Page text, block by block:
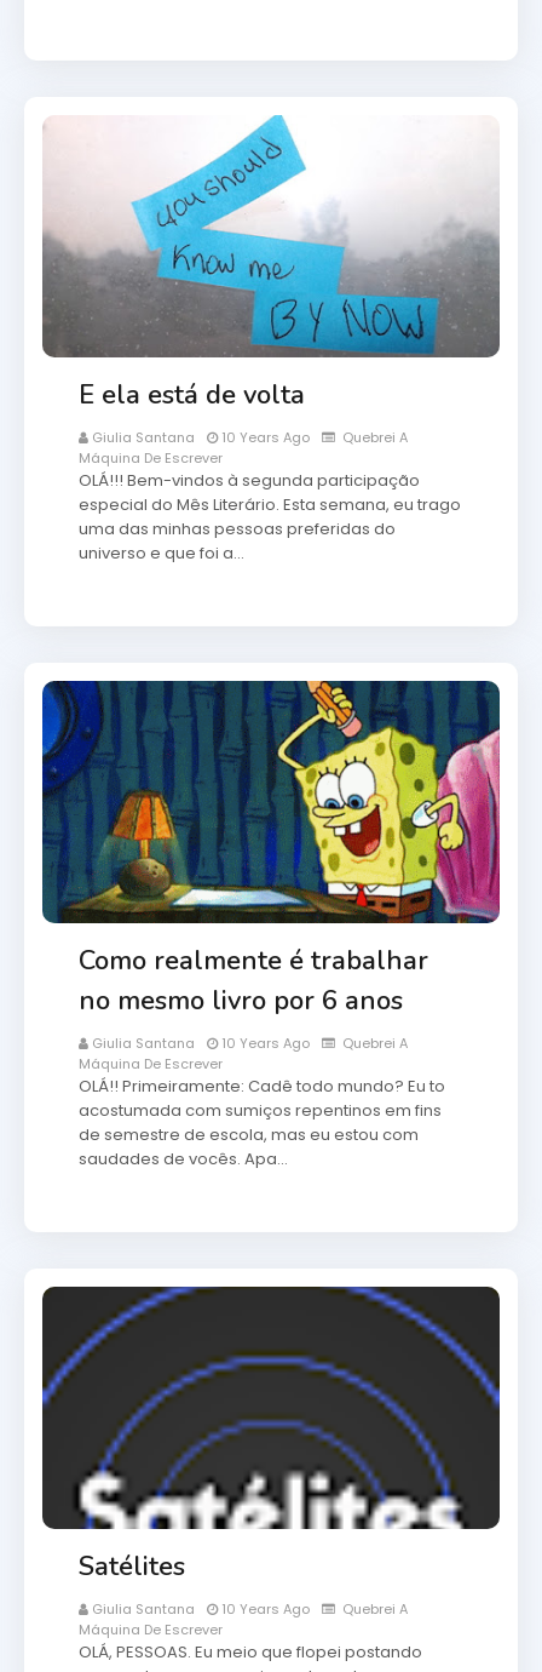
E ela está de volta
Giulia Santana 10 Years Ago
Quebrei A
Máquina De Escrever
OLÁ!!! Bem-vindos à segunda participação
especial do Mês Literário. Esta semana, eu trago
uma das minhas pessoas preferidas do
universo e que foi a…
Como realmente é trabalhar
no mesmo livro por 6 anos
Giulia Santana 10 Years Ago
Quebrei A
Máquina De Escrever
OLÁ!! Primeiramente: Cadê todo mundo? Eu to
acostumada com sumiços repentinos em fins
de semestre de escola, mas eu estou com
saudades de vocês. Apa…
Satélites
Giulia Santana 10 Years Ago
Quebrei A
Máquina De Escrever
OLÁ, PESSOAS. Eu meio que flopei postando